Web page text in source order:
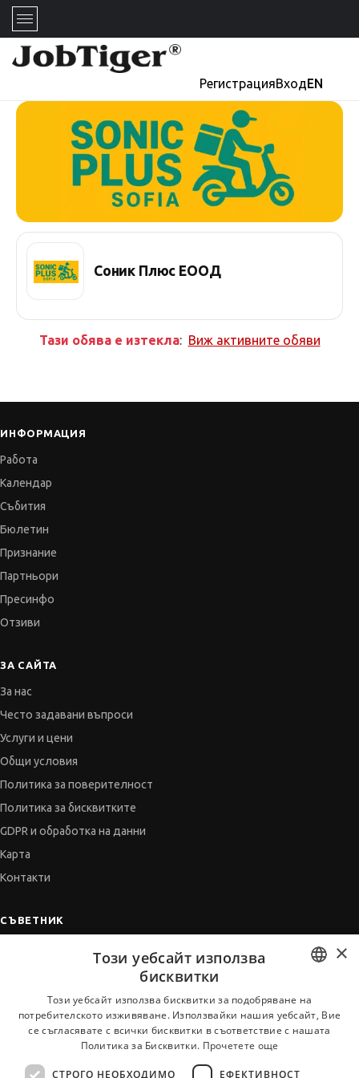
РегистрацияВходEN
Соник Плюс ЕООД
Тази обява е изтекла: Виж активните обяви
ИНФОРМАЦИЯ
Работа
Календар
Събития
Бюлетин
Признание
Партньори
Пресинфо
Отзиви
ЗА САЙТА
За нас
Често задавани въпроси
Услуги и цени
Общи условия
Политика за поверителност
Политика за бисквитките
GDPR и обработка на данни
Карта
Контакти
СЪВЕТНИК
Когато получим оферта
Vihra AI
BULGARIAN
ENGLISH
×
Този уебсайт използва
бисквитки
Този уебсайт използва бисквитки за подобряване на
потребителското изживяване. Използвайки нашия уебсайт, Вие
се съгласявате с всички бисквитки в съответствие с нашата
Политика за Бисквитки. Прочетете още
СТРОГО НЕОБХОДИМО ЕФЕКТИВНОСТ